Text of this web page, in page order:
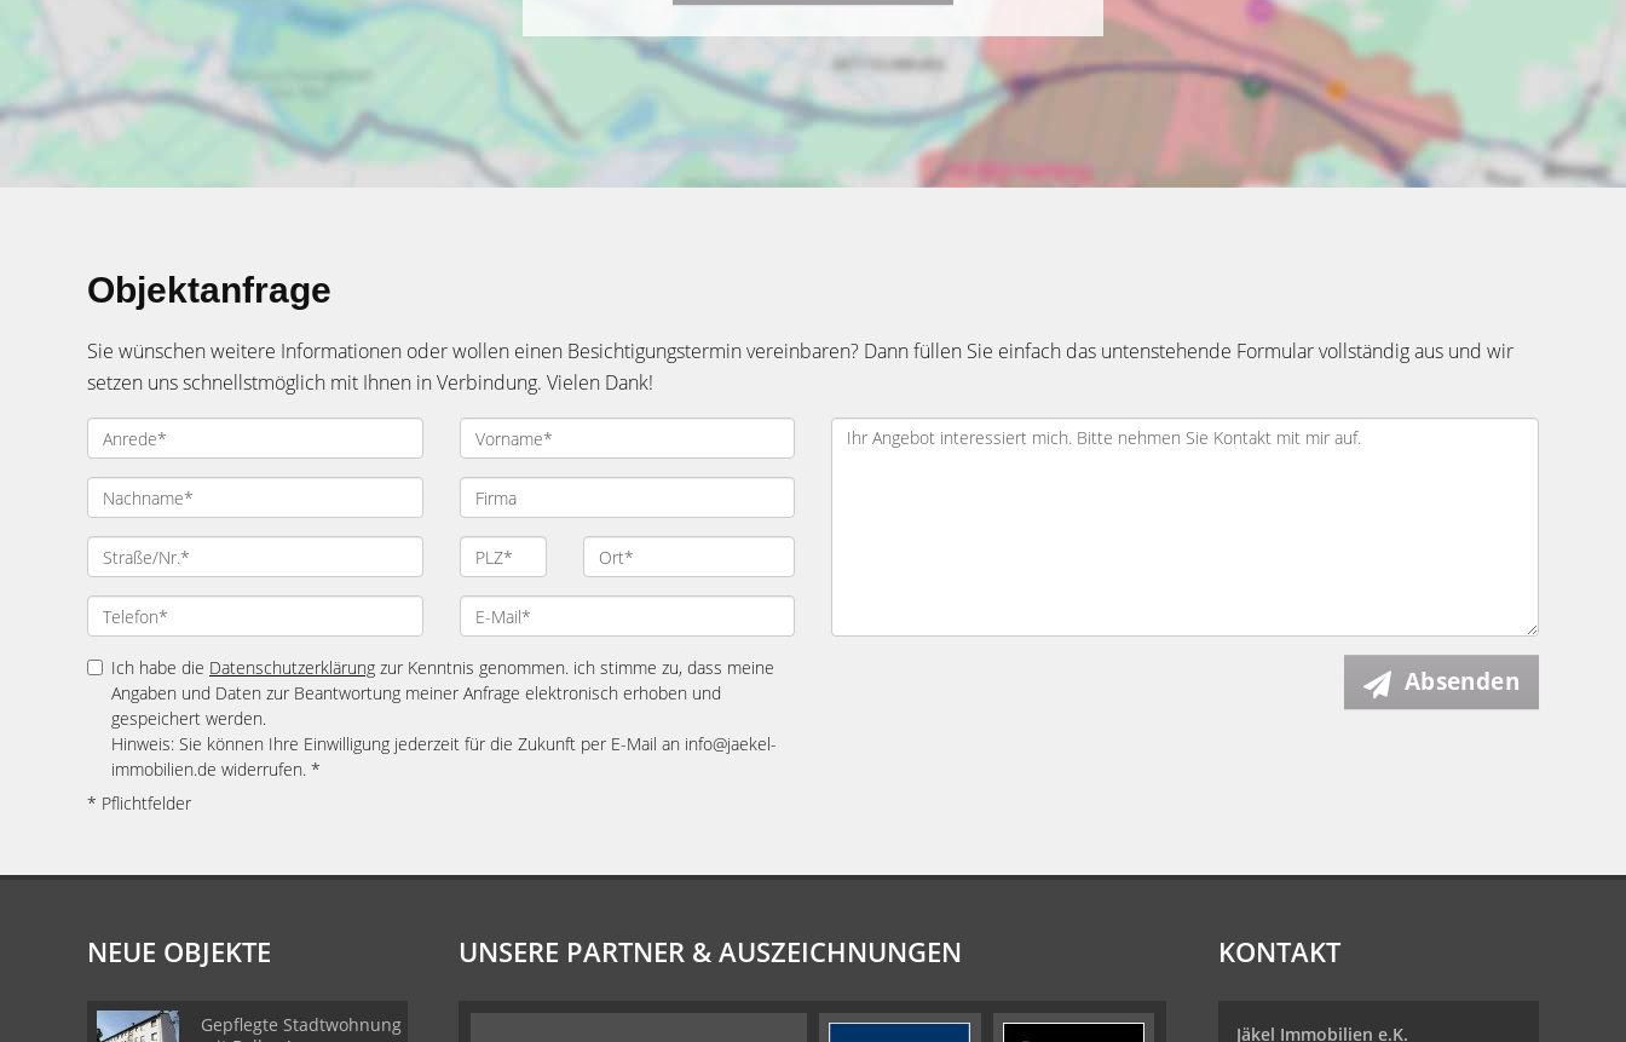
Objektanfrage
Sie wünschen weitere Informationen oder wollen einen Besichtigungstermin vereinbaren? Dann füllen Sie einfach das untenstehende Formular vollständig aus und wir
setzen uns schnellstmöglich mit Ihnen in Verbindung. Vielen Dank!
Ich habe die Datenschutzerklärung zur Kenntnis genommen. ich stimme zu, dass meine
Angaben und Daten zur Beantwortung meiner Anfrage elektronisch erhoben und
gespeichert werden.
Hinweis: Sie können Ihre Einwilligung jederzeit für die Zukunft per E-Mail an info@jaekel-
immobilien.de widerrufen. *
* Pflichtfelder
Absenden
NEUE OBJEKTE
Gepflegte Stadtwohnung
UNSERE PARTNER & AUSZEICHNUNGEN KONTAKT
Jäkel Immobilien e.K.